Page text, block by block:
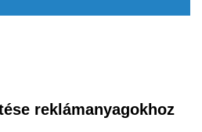
reklámanyagokhoz